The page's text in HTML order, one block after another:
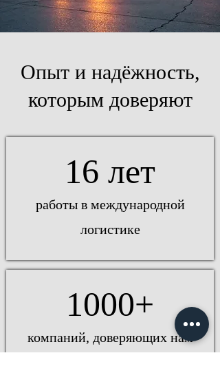
Опыт и надёжность,
которым доверяют
16 лет
работы в международной
логистике
1000+
компаний, доверяющих нам